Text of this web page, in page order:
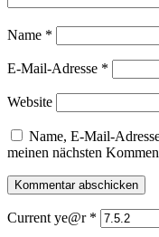
Name *
E-Mail-Adresse *
Website
Name, E-Mail-
meinen nächsten
Current ye@r *